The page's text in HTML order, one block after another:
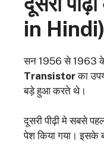
in Hindi)
सन 1956 से 1963
Transistorका
बड़े हुआ करते थे।
दूसरी पीढ़ी मे सबसे
पेश किया गया। इसके